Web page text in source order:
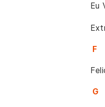
Eu
F
G